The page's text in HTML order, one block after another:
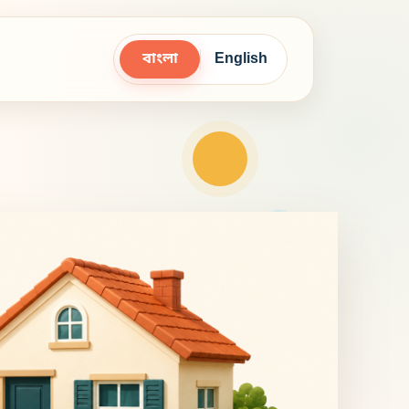
বাংলা English